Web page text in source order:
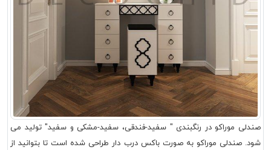
صندلی موراکو در رنگبندی " سفید-فندقی، سفید-مشکی و سفید" تولید می
شود. صندلی موراکو به صورت باکس درب دار طراحی شده است تا بتوانید از